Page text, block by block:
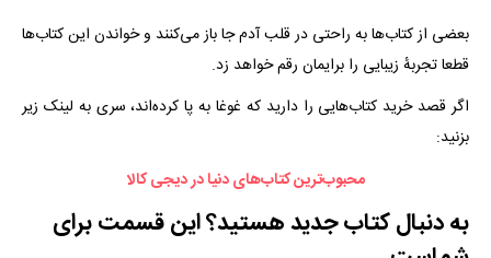
بعضی از کتاب‌ها به راحتی در قلب آدم جا باز می‌کنند و خواندن این کتاب‌ها
قطعا تجربهٔ زیبایی را برایمان رقم خواهد زد.
اگر قصد خرید کتاب‌هایی را دارید که غوغا به پا کرده‌اند، سری به لینک زیر
بزنید:
محبوب‌ترین کتاب‌های دنیا در دیجی کالا
به دنبال کتاب جدید هستید؟ این قسمت برای